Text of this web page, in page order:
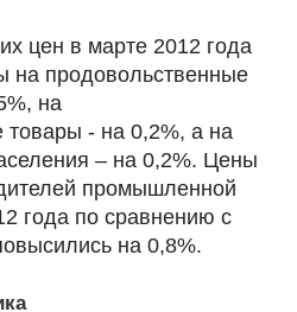
цен в марте 2012 года
на продовольственные
на
товары - на 0,2%, а на
– на 0,2%. Цены
промышленной
года по сравнению с
на 0,8%.